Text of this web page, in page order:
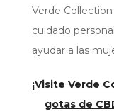
Verde
cuidado
ayudar a las
¡Visite Verde
gotas de